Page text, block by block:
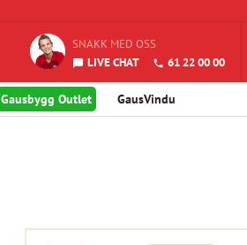
SNAKK MED OSS
LIVE CHAT
61 22 00 00
Gausbygg Outlet GausVindu